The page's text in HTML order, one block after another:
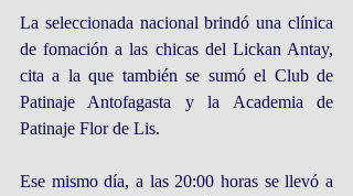
La seleccionada nacional brindó una clínica
de fomación a las chicas del Lickan Antay,
cita a la que también se sumó el Club de
Patinaje Antofagasta y la Academia de
Patinaje Flor de Lis.
Ese mismo día, a las 20:00 horas se llevó a